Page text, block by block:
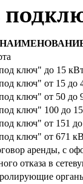
ключ" до 15
ключ" от 15 до
ключ" от 50 до
ключ" 100 до
ключ" от 151
ключ" от 671
аренды, с
отказа в